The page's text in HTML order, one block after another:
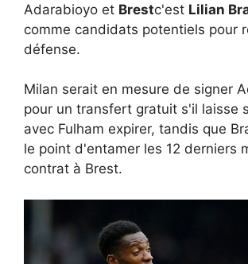
Adarabioyo et Brestc'est Lilian
comme candidats potentiels pour
défense.
Milan serait en mesure de signer
pour un transfert gratuit s'il laisse
avec Fulham expirer, tandis que
le point d'entamer les 12 derniers
contrat à Brest.